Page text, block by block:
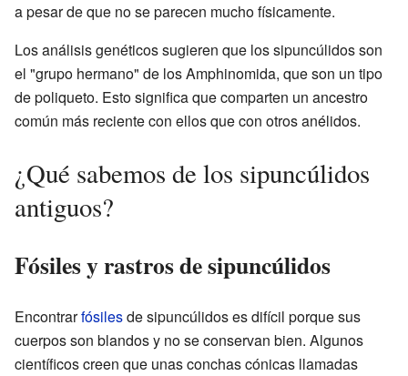
a pesar de que no se parecen mucho físicamente.
Los análisis genéticos sugieren que los sipuncúlidos son
el "grupo hermano" de los Amphinomida, que son un tipo
de poliqueto. Esto significa que comparten un ancestro
común más reciente con ellos que con otros anélidos.
¿Qué sabemos de los sipuncúlidos
antiguos?
Fósiles y rastros de sipuncúlidos
Encontrarfósilesde sipuncúlidos es difícil porque sus
cuerpos son blandos y no se conservan bien. Algunos
científicos creen que unas conchas cónicas llamadas